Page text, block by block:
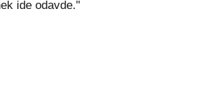
ide odavde."